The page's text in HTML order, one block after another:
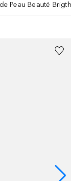
Peau Beauté